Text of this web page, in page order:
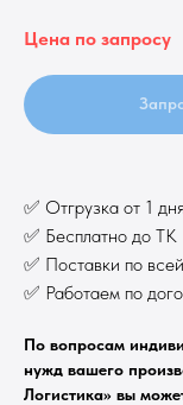
Цена по запросу
✅ Отгрузка от 1 дня
✅ Бесплатно до ТК
✅ Поставки по
✅ Работаем по
По вопросам
нужд вашего
Логистика» вы